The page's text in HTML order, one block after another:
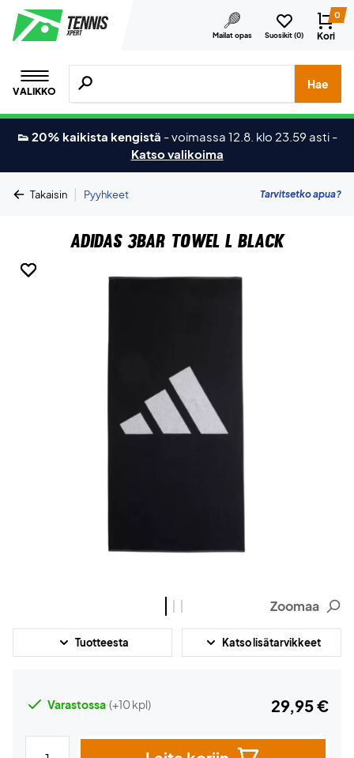
Mailat opas Suosikit (0)
0
Kori
VALIKKO
Hae tuotteita, merkkejä jne.
Hae
👟 20% kaikista kengistä -voimassa 12.8. klo 23.59 asti -
Katso valikoima
Takaisin | Pyyhkeet Tarvitsetko apua?
Adidas 3BAR Towel L Black
Zoomaa
Tuotteesta Katso lisätarvikkeet
Varastossa (+10 kpl) 29,95 €